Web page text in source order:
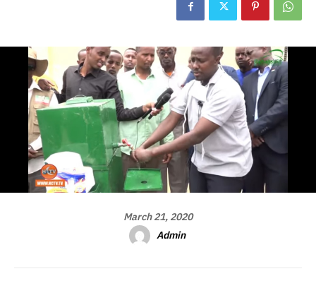
March 21, 2020
Admin